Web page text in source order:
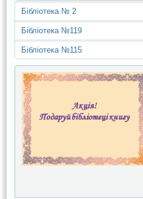
Бібліотека № 2
Бібліотека №119
Бібліотека №115